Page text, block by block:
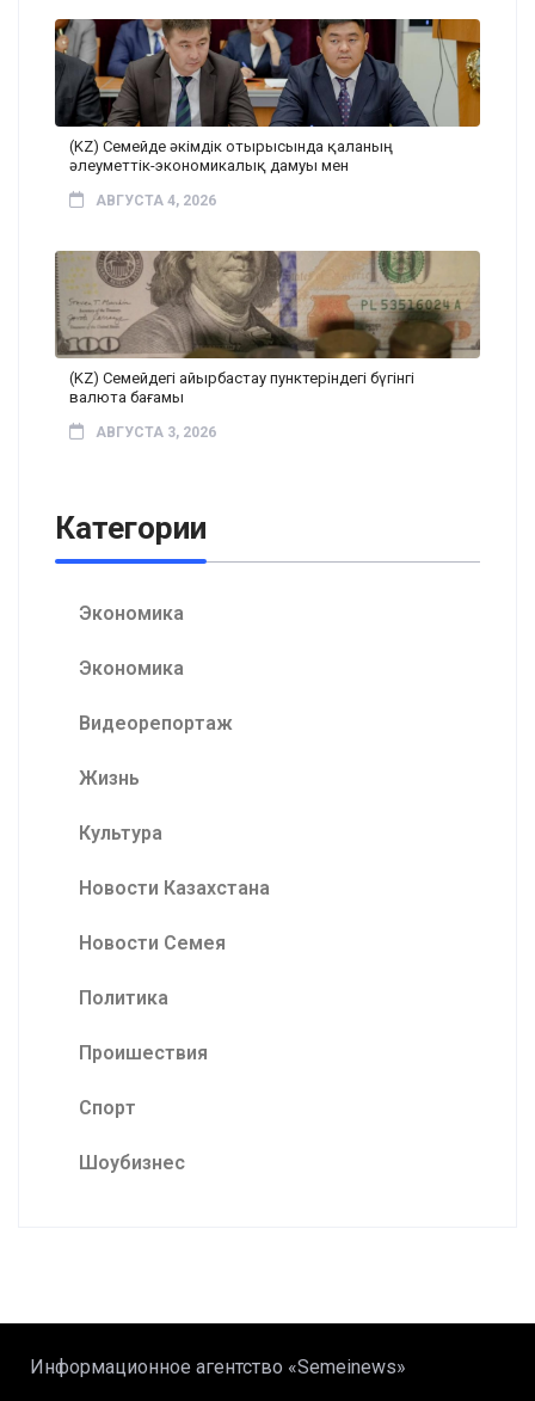
(KZ) Семейде әкімдік отырысында қаланың
әлеуметтік-экономикалық дамуы мен
АВГУСТА 4, 2026
(KZ) Семейдегі айырбастау пунктеріндегі бүгінгі
валюта бағамы
АВГУСТА 3, 2026
Категории
Экономика
Экономика
Видеорепортаж
Жизнь
Культура
Новости Казахстана
Новости Семея
Политика
Проишествия
Спорт
Шоубизнес
Информационное агентство «Semeinews»